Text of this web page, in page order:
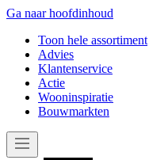
Ga naar hoofdinhoud
Toon hele assortiment
Advies
Klantenservice
Actie
Wooninspiratie
Bouwmarkten